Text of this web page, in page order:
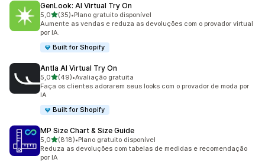
GenLook: AI Virtual Try On
5,0de 5 estrelas
(35)
35 avaliações ao todo
•Plano gratuito disponível
Aumente as vendas e reduza as devoluções com o provador virtual
por IA.
Built for Shopify
Antla AI Virtual Try On
5,0de 5 estrelas
(49)
49 avaliações ao todo
•Avaliação gratuita
Faça os clientes adorarem seus looks com o provador de moda por
IA
Built for Shopify
MP Size Chart & Size Guide
5,0de 5 estrelas
(818)
818 avaliações ao todo
•Plano gratuito disponível
Reduza as devoluções com tabelas de medidas e recomendação
por IA